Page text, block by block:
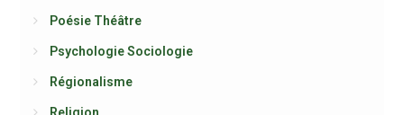
Poésie Théâtre
Psychologie Sociologie
Régionalisme